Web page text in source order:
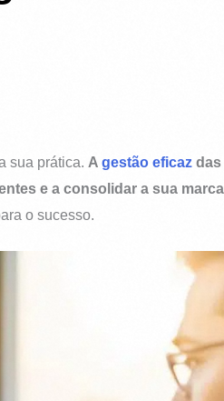
sua prática. A gestão eficazdas
e a consolidar a sua
o sucesso.